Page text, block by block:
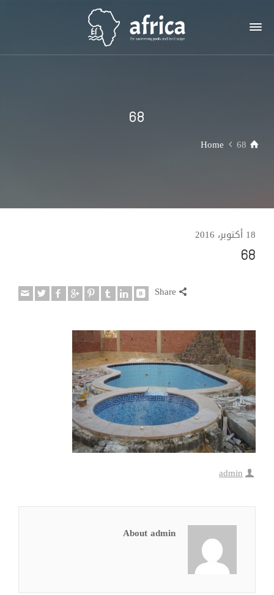
68
Home 68
18 أكتوبر، 2016
68
Share
admin
About admin